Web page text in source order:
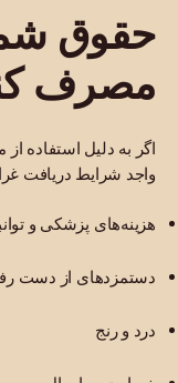
حقوق
مصرف
اگر به دلیل استفاده
واجد شرایط دریافت
هزینه‌های پزشکی و
دستمزدهای از دست
درد و رنج